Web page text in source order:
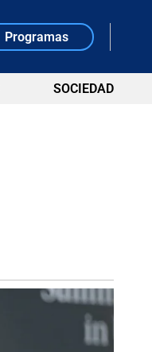
Programas
SOCIEDAD